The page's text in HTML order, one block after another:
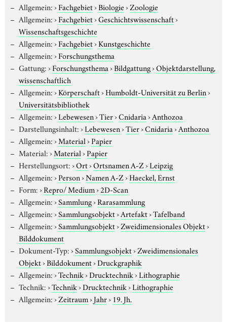
Allgemein:›Fachgebiet›Biologie›Zoologie
Allgemein:›Fachgebiet›Geschichtswissenschaft›
Wissenschaftsgeschichte
Allgemein:›Fachgebiet›Kunstgeschichte
Allgemein:›Forschungsthema
Gattung:›Forschungsthema›Bildgattung›Objektdarstellung,
wissenschaftlich
Allgemein:›Körperschaft›Humboldt-Universität zu Berlin›
Universitätsbibliothek
Allgemein:›Lebewesen›Tier›Cnidaria›Anthozoa
Darstellungsinhalt:›Lebewesen›Tier›Cnidaria›Anthozoa
Allgemein:›Material›Papier
Material:›Material›Papier
Herstellungsort:›Ort›Ortsnamen A-Z›Leipzig
Allgemein:›Person›Namen A-Z›Haeckel, Ernst
Form:›Repro/ Medium›2D-Scan
Allgemein:›Sammlung›Rarasammlung
Allgemein:›Sammlungsobjekt›Artefakt›Tafelband
Allgemein:›Sammlungsobjekt›Zweidimensionales Objekt›
Bilddokument
Dokument-Typ:›Sammlungsobjekt›Zweidimensionales
Objekt›Bilddokument›Druckgraphik
Allgemein:›Technik›Drucktechnik›Lithographie
Technik:›Technik›Drucktechnik›Lithographie
Allgemein:›Zeitraum›Jahr› 19. Jh.